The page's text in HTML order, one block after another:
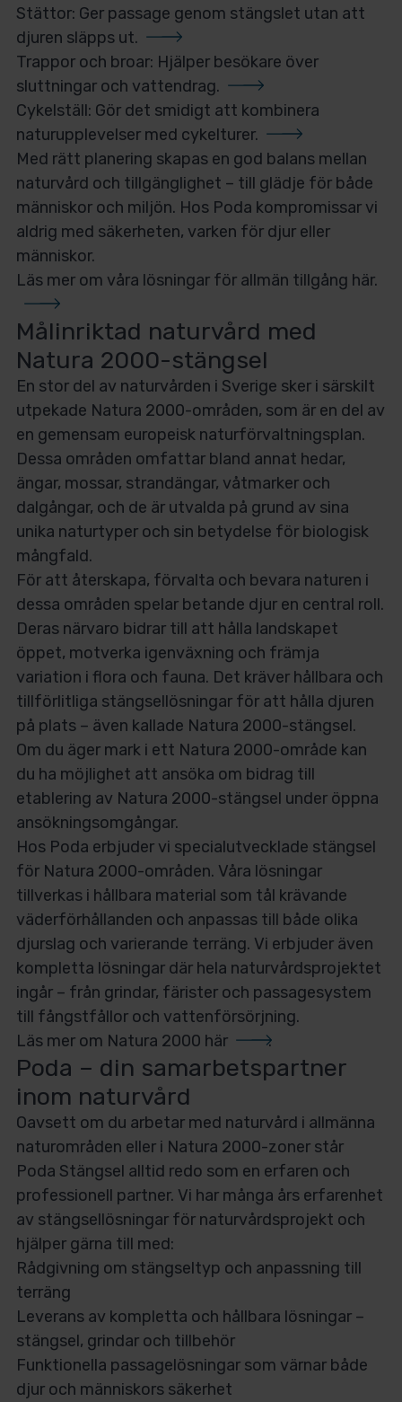
Stättor: Ger passage genom stängslet utan att
djuren släpps ut.
Trappor och broar: Hjälper besökare över
sluttningar och vattendrag.
Cykelställ: Gör det smidigt att kombinera
naturupplevelser med cykelturer.
Med rätt planering skapas en god balans mellan
naturvård och tillgänglighet – till glädje för både
människor och miljön. Hos Poda kompromissar vi
aldrig med säkerheten, varken för djur eller
människor.
Läs mer om våra lösningar för allmän tillgång här.
Målinriktad naturvård med
Natura 2000-stängsel
En stor del av naturvården i Sverige sker i särskilt
utpekade Natura 2000-områden, som är en del av
en gemensam europeisk naturförvaltningsplan.
Dessa områden omfattar bland annat hedar,
ängar, mossar, strandängar, våtmarker och
dalgångar, och de är utvalda på grund av sina
unika naturtyper och sin betydelse för biologisk
mångfald.
För att återskapa, förvalta och bevara naturen i
dessa områden spelar betande djur en central roll.
Deras närvaro bidrar till att hålla landskapet
öppet, motverka igenväxning och främja
variation i flora och fauna. Det kräver hållbara och
tillförlitliga stängsellösningar för att hålla djuren
på plats – även kallade Natura 2000-stängsel.
Om du äger mark i ett Natura 2000-område kan
du ha möjlighet att ansöka om bidrag till
etablering av Natura 2000-stängsel under öppna
ansökningsomgångar.
Hos Poda erbjuder vi specialutvecklade stängsel
för Natura 2000-områden. Våra lösningar
tillverkas i hållbara material som tål krävande
väderförhållanden och anpassas till både olika
djurslag och varierande terräng. Vi erbjuder även
kompletta lösningar där hela naturvårdsprojektet
ingår – från grindar, färister och passage­system
till fångstfållor och vattenförsörjning.
Läs mer om Natura 2000 här
.
Poda – din samarbetspartner
inom naturvård
Oavsett om du arbetar med naturvård i allmänna
naturområden eller i Natura 2000-zoner står
Poda Stängsel alltid redo som en erfaren och
professionell partner. Vi har många års erfarenhet
av stängsellösningar för naturvårdsprojekt och
hjälper gärna till med:
Rådgivning om stängseltyp och anpassning till
terräng
Leverans av kompletta och hållbara lösningar –
stängsel, grindar och tillbehör
Funktionella passagelösningar som värnar både
djur och människors säkerhet